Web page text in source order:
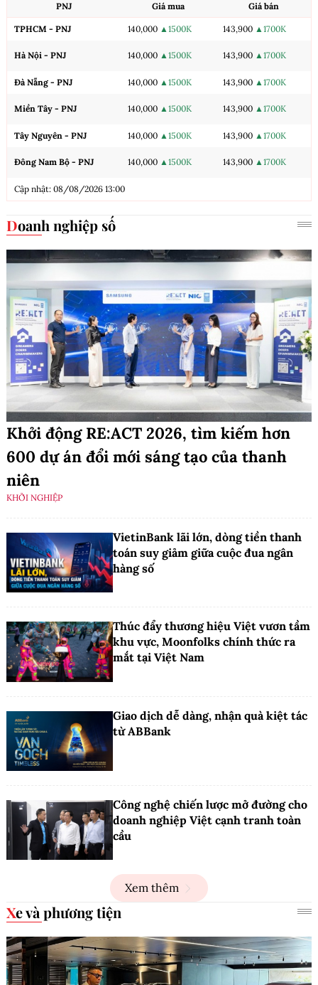
PNJ Giá mua Giá bán
TPHCM - PNJ 140,000 ▲1500K 143,900 ▲1700K
Hà Nội - PNJ 140,000 ▲1500K 143,900 ▲1700K
Đà Nẵng - PNJ 140,000 ▲1500K 143,900 ▲1700K
Miền Tây - PNJ 140,000 ▲1500K 143,900 ▲1700K
Tây Nguyên - PNJ 140,000 ▲1500K 143,900 ▲1700K
Đông Nam Bộ - PNJ 140,000 ▲1500K 143,900 ▲1700K
Cập nhật: 08/08/2026 13:00
Doanh nghiệp số
Khởi động RE:ACT 2026, tìm kiếm hơn
600 dự án đổi mới sáng tạo của thanh
niên
KHỞI NGHIỆP
VietinBank lãi lớn, dòng tiền thanh
toán suy giảm giữa cuộc đua ngân
hàng số
Thúc đẩy thương hiệu Việt vươn tầm
khu vực, Moonfolks chính thức ra
mắt tại Việt Nam
Giao dịch dễ dàng, nhận quà kiệt tác
từ ABBank
Công nghệ chiến lược mở đường cho
doanh nghiệp Việt cạnh tranh toàn
cầu
Xem thêm
Xe và phương tiện